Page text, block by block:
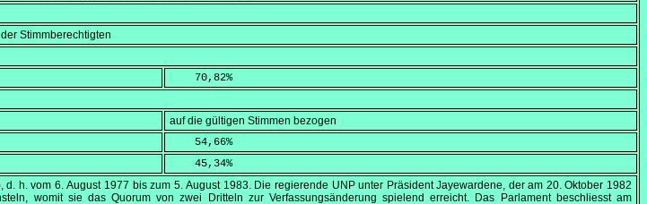
Stimmberechtigten
    70,82
%
auf die gültigen Stimmen bezogen
    54,66
%
    45,34
%
d. h. vom 6. August 1977 bis zum 5. August 1983. Die regierende UNP unter Präsident Jayewardene, der am 20. Oktober 1982
womit sie das Quorum von zwei Dritteln zur Verfassungsänderung spielend erreicht. Das Parlament beschliesst am